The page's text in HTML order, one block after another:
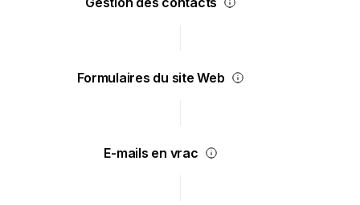
Formulaires du site Web
E-mails en vrac